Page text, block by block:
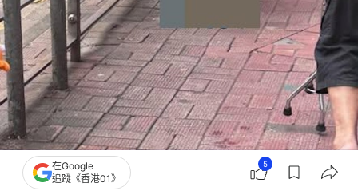
在Google
追蹤《香港01》
5